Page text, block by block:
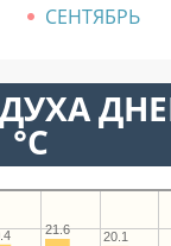
СЕНТЯБРЬ
°C
20.1
21.6